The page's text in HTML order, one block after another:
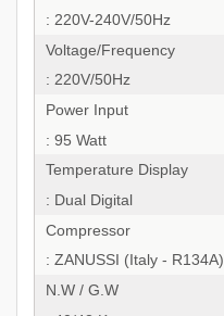
: 220V-240V/50Hz
Voltage/Frequency
: 220V/50Hz
Power Input
: 95 Watt
Temperature Display
: Dual Digital
Compressor
: ZANUSSI (Italy - R134A)
N.W / G.W